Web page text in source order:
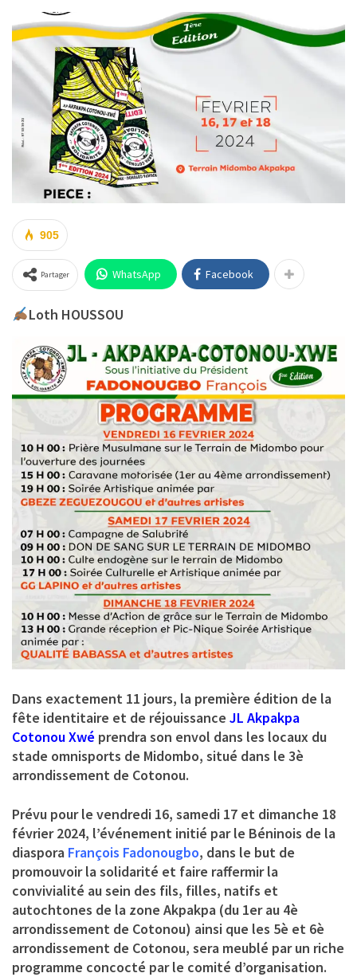
905
Partager WhatsApp Facebook
Loth HOUSSOU
Dans exactement 11 jours, la première édition de la
fête identitaire et de réjouissance JL Akpakpa
Cotonou Xwé prendra son envol dans les locaux du
stade omnisports de Midombo, situé dans le 3è
arrondissement de Cotonou.
Prévu pour le vendredi 16, samedi 17 et dimanche 18
février 2024, l’événement initié par le Béninois de la
diaspora François Fadonougbo, dans le but de
promouvoir la solidarité et faire raffermir la
convivialité au sein des fils, filles, natifs et
autochtones de la zone Akpakpa (du 1er au 4è
arrondissement de Cotonou) ainsi que les 5è et 6è
arrondissement de Cotonou, sera meublé par un riche
programme concocté par le comité d’organisation.